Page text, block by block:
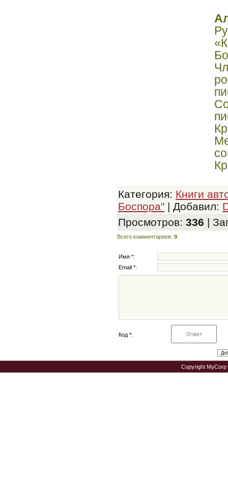
Категория: Книги
Боспора" | Добавил:
Просмотров: 336 |
Всего комментариев: 0
Имя *:
Email *:
Код *:
Copyright MyCorp